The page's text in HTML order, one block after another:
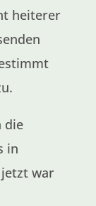
heiterer
die
in
war